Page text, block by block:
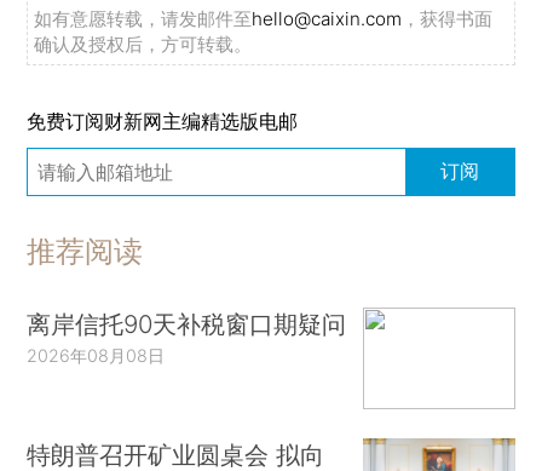
如有意愿转载，请发邮件至hello@caixin.com ，获得书面
确认及授权后，方可转载。
免费订阅财新网主编精选版电邮
订阅
推荐阅读
离岸信托90天补税窗口期疑问
2026年08月08日
特朗普召开矿业圆桌会 拟向